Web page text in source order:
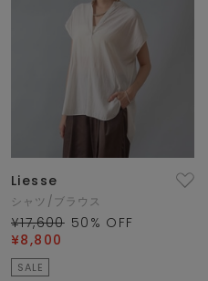
Liesse
シャツ/ブラウス
¥17,600 50 % OFF
¥8,800
SALE